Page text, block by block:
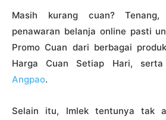
Masih kurang cuan? Tenang,
penawaran belanja online pasti
Promo Cuan dari berbagai
Harga Cuan Setiap Hari, serta
Angpao.
Selain itu, Imlek tentunya tak